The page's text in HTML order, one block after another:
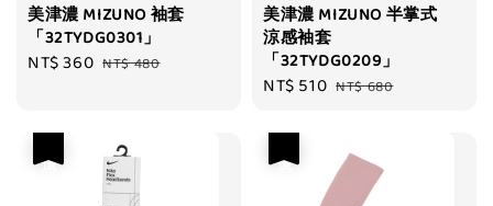
美津濃 MIZUNO 袖套
「32TYDG0301」
Sale
NT$ 360 Regular
NT$ 480
美津濃 MIZUNO 半掌式
涼感袖套
「32TYDG0209」
Sale
NT$ 510 Regular
NT$ 680